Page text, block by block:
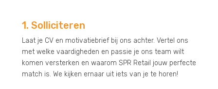
1. Solliciteren
Laat je CV en motivatiebrief bij ons achter. Vertel ons
met welke vaardigheden en passie je ons team wilt
komen versterken en waarom SPR Retail jouw perfecte
match is. We kijken ernaar uit iets van je te horen!